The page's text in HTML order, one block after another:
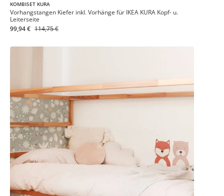
KOMBISET KURA
Vorhangstangen Kiefer inkl. Vorhänge für IKEA KURA Kopf- u.
Leiterseite
99,94 € 114,75 €